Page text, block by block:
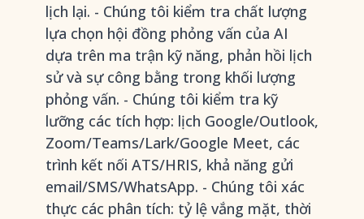
lịch lại. - Chúng tôi kiểm tra chất lượng
lựa chọn hội đồng phỏng vấn của AI
dựa trên ma trận kỹ năng, phản hồi lịch
sử và sự công bằng trong khối lượng
phỏng vấn. - Chúng tôi kiểm tra kỹ
lưỡng các tích hợp: lịch Google/Outlook,
Zoom/Teams/Lark/Google Meet, các
trình kết nối ATS/HRIS, khả năng gửi
email/SMS/WhatsApp. - Chúng tôi xác
thực các phân tích: tỷ lệ vắng mặt, thời